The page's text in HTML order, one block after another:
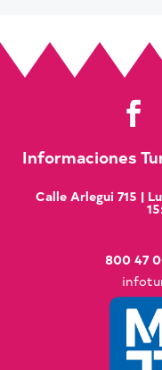
Informaciones
Calle Arlegui 715 |
800 47